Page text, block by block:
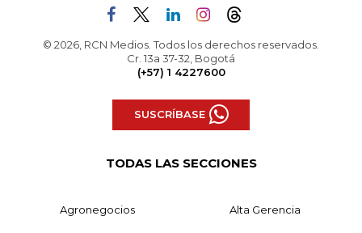
© 2026, RCN Medios. Todos los derechos reservados.
Cr. 13a 37-32, Bogotá
(+57) 1 4227600
SUSCRÍBASE
TODAS LAS SECCIONES
Agronegocios Alta Gerencia